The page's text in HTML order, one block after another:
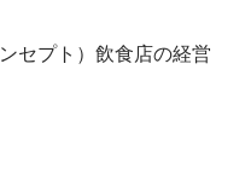
セプト）飲食店の経営